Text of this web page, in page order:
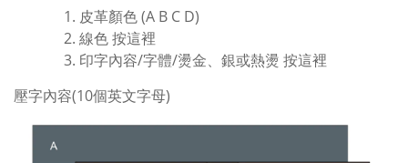
皮革顏色 (A B C D)
線色按這裡
印字內容/字體/燙金、銀或熱燙 按這裡
壓字內容(10個英文字母)